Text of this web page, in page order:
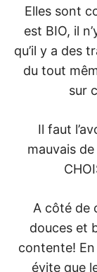
Elles sont
est BIO, il
qu’il y a des
du tout
sur
Il faut
mauvais
A côté de
douces et
contente!
évite que